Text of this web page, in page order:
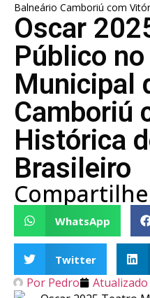
Balneário Camboriú com
Oscar
Público
Municipal
Camboriú
Histórica
Brasileiro
WhatsApp
Twitter
Por Pedro Atualizado